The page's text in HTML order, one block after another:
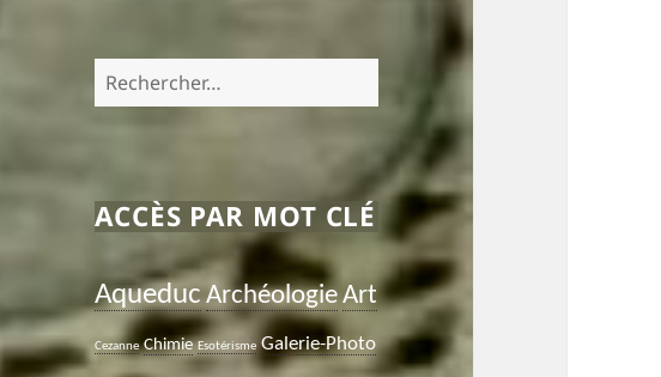
Rechercher :
ACCÈS PAR MOT CLÉ
Aqueduc ArchéologieArt
Cezanne Chimie Esotérisme Galerie-Photo